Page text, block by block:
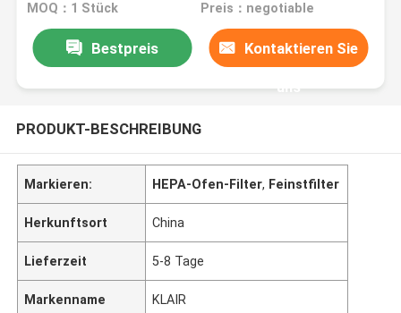
MOQ：1 Stück Preis：negotiable
Bestpreis Kontaktieren Sie
uns
PRODUKT-BESCHREIBUNG
Markieren: HEPA-Ofen-Filter, Feinstfilter
Herkunftsort China
Lieferzeit 5-8 Tage
Markenname KLAIR